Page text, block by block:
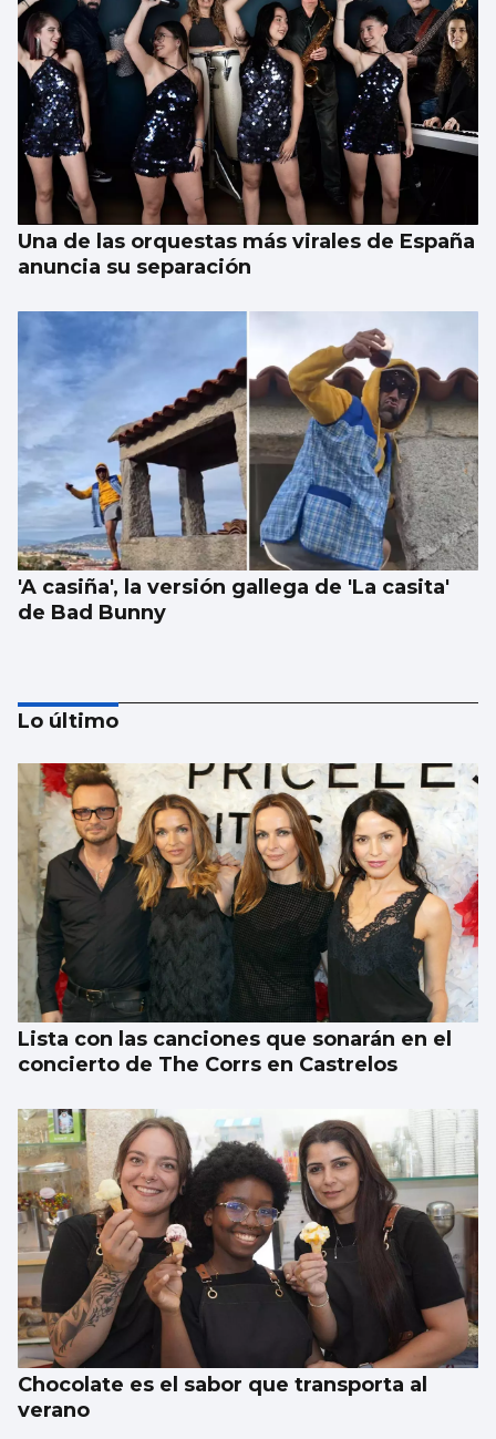
Una de las orquestas más virales de España
anuncia su separación
'A casiña', la versión gallega de 'La casita'
de Bad Bunny
1.000 euros por ir a festivales con
acompañante: el “trabajo del verano”
existe
Lo último
Lista con las canciones que sonarán en el
concierto de The Corrs en Castrelos
Chocolate es el sabor que transporta al
verano